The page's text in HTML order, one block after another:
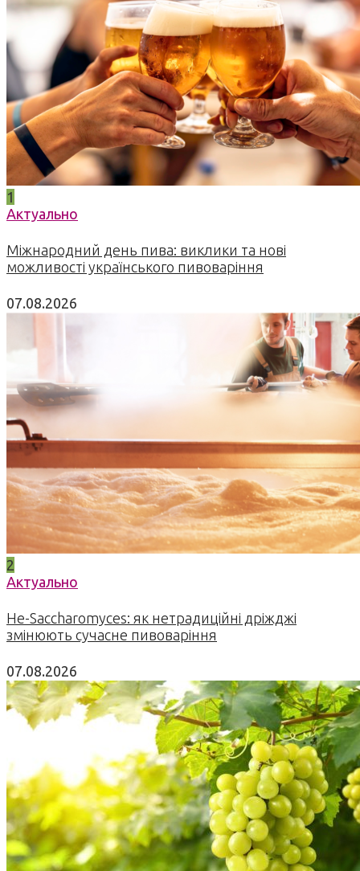
1
Актуально
Міжнародний день пива: виклики та нові
можливості українського пивоваріння
07.08.2026
2
Актуально
Не-Saccharomyces: як нетрадиційні дріжджі
змінюють сучасне пивоваріння
07.08.2026